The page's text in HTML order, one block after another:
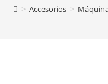
> Accesorios >